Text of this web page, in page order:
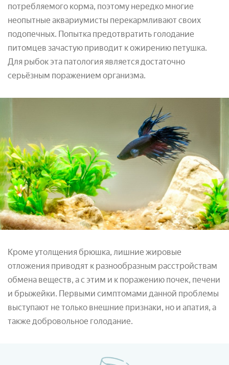
потребляемого корма, поэтому нередко многие
неопытные аквариумисты перекармливают своих
подопечных. Попытка предотвратить голодание
питомцев зачастую приводит к ожирению петушка.
Для рыбок эта патология является достаточно
серьёзным поражением организма.
Кроме утолщения брюшка, лишние жировые
отложения приводят к разнообразным расстройствам
обмена веществ, а с этим и к поражению почек, печени
и брыжейки. Первыми симптомами данной проблемы
выступают не только внешние признаки, но и апатия, а
также добровольное голодание.